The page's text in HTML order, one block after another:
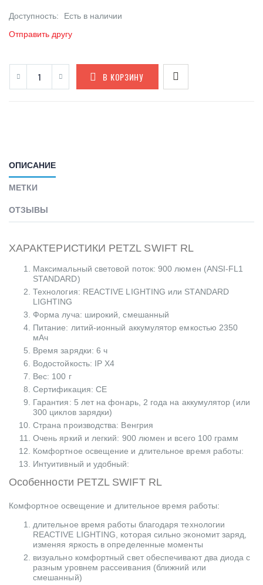
Доступность:
Есть в наличии
Отправить другу
В КОРЗИНУ
ОПИСАНИЕ
МЕТКИ
ОТЗЫВЫ
ХАРАКТЕРИСТИКИ PETZL SWIFT RL
Максимальный световой поток: 900 люмен (ANSI-FL1
STANDARD)
Технология: REACTIVE LIGHTING или STANDARD
LIGHTING
Форма луча: широкий, смешанный
Питание: литий-ионный аккумулятор емкостью 2350
мАч
Время зарядки: 6 ч
Водостойкость: IP X4
Вес: 100 г
Сертификация: CE
Гарантия: 5 лет на фонарь, 2 года на аккумулятор (или
300 циклов зарядки)
Страна производства: Венгрия
Очень яркий и легкий: 900 люмен и всего 100 грамм
Комфортное освещение и длительное время работы:
Интуитивный и удобный:
Особенности PETZL SWIFT RL
Комфортное освещение и длительное время работы:
длительное время работы благодаря технологии
REACTIVE LIGHTING, которая сильно экономит заряд,
изменяя яркость в определенные моменты
визуально комфортный свет обеспечивают два диода с
разным уровнем рассеивания (ближний или
смешанный)